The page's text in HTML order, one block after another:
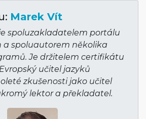
Marek Vít
spoluzakladatelem portálu
a spoluautorem několika
Je držitelem certifikátu
učitel jazyků
zkušenosti jako učitel
lektor a překladatel.